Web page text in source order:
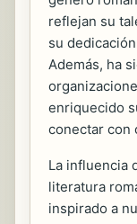
reflejan su
su
Además, ha
enriquecido
conectar con
La influencia
literatura
inspirado a